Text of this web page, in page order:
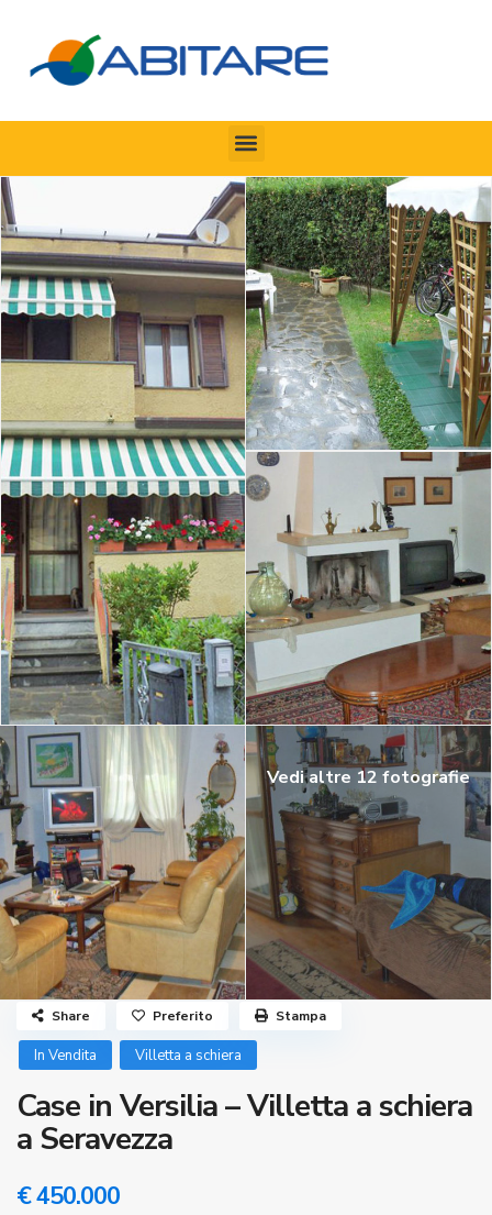
Vedi altre 12 fotografie
In Vendita Villetta a schiera
Case in Versilia – Villetta a schiera
a Seravezza
€ 450.000
Share Preferito Stampa